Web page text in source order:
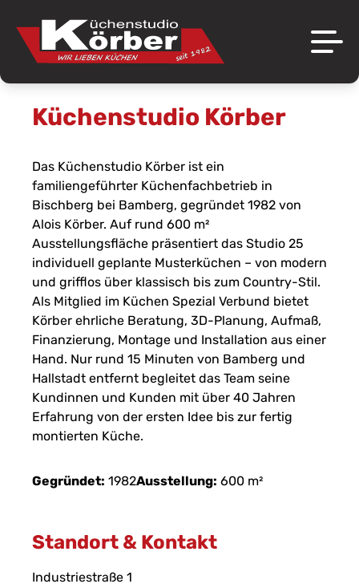
Über uns
Das Unternehmen
Ausstellung
Referenzen
Aktuelles
Angebote
Jobs
Kontakt
Küchenstudio Körber
Das Küchenstudio Körber ist ein
familiengeführter Küchenfachbetrieb in
Bischberg bei Bamberg, gegründet 1982 von
Alois Körber. Auf rund 600 m²
Ausstellungsfläche präsentiert das Studio 25
individuell geplante Musterküchen – von modern
und grifflos über klassisch bis zum Country-Stil.
Als Mitglied im Küchen Spezial Verbund bietet
Körber ehrliche Beratung, 3D-Planung, Aufmaß,
Finanzierung, Montage und Installation aus einer
Hand. Nur rund 15 Minuten von Bamberg und
Hallstadt entfernt begleitet das Team seine
Kundinnen und Kunden mit über 40 Jahren
Erfahrung von der ersten Idee bis zur fertig
montierten Küche.
Gegründet: 1982Ausstellung: 600 m²
Standort & Kontakt
Industriestraße 1